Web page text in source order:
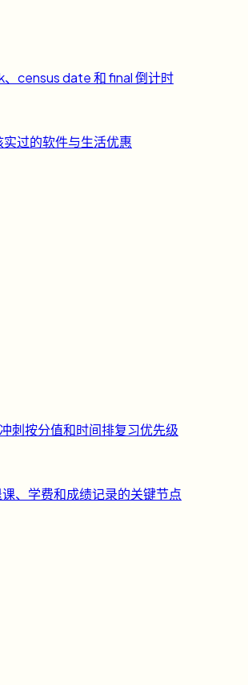
、census date 和 final 倒计时
过的软件与生活优惠
刺按分值和时间排复习优先级
、学费和成绩记录的关键节点